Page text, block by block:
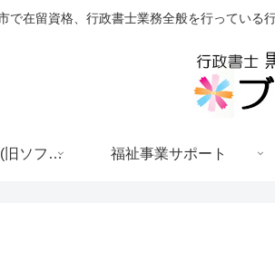
で在留資格、行政書士業務全般を行っている
行政書士法人イシス(旧ソフィア行政書士事務所) 福祉事業サポート